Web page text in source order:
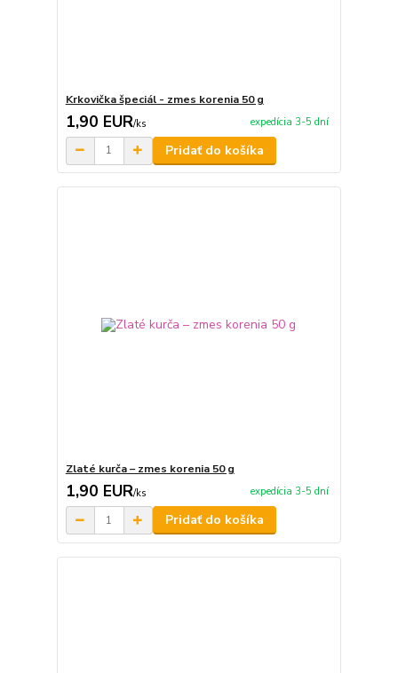
Krkovička špeciál - zmes korenia 50 g
1,90 EUR/ks expedícia 3-5 dní
Pridať do košíka
Zlaté kurča – zmes korenia 50 g
1,90 EUR/ks expedícia 3-5 dní
Pridať do košíka